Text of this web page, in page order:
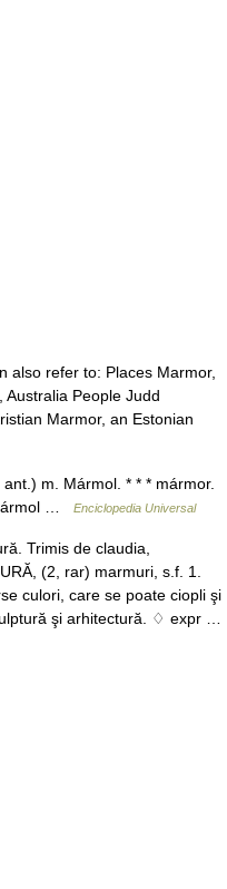
refer to: Places Marmor,
People Judd
Marmor, an Estonian
m. Mármol. * * * mármor.
…
Enciclopedia Universal
Trimis de claudia,
(2, rar) marmuri, s.f. 1.
culori, care se poate ciopli şi
şi arhitectură. ♢ expr …